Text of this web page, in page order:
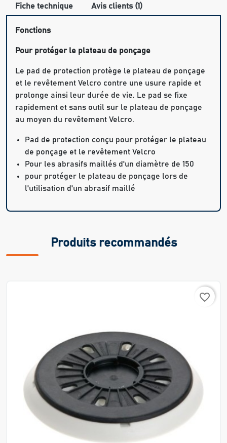
Fiche technique Avis clients (1)
Fonctions
Pour protéger le plateau de ponçage
Le pad de protection protège le plateau de ponçage
et le revêtement Velcro contre une usure rapide et
prolonge ainsi leur durée de vie. Le pad se fixe
rapidement et sans outil sur le plateau de ponçage
au moyen du revêtement Velcro.
Pad de protection conçu pour protéger le plateau
de ponçage et le revêtement Velcro
Pour les abrasifs maillés d'un diamètre de 150
pour protéger le plateau de ponçage lors de
l'utilisation d'un abrasif maillé
Produits recommandés
favorite_border